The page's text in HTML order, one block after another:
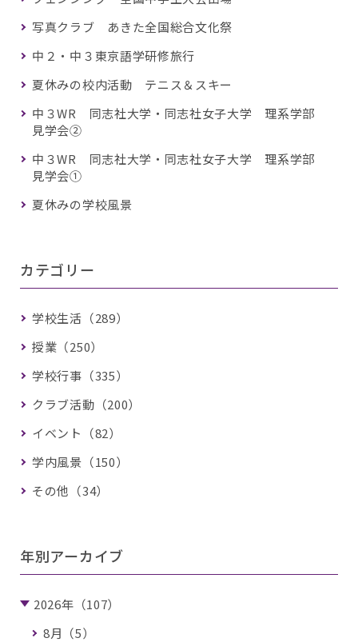
写真クラブ あきた全国総合文化祭
中２・中３東京語学研修旅行
夏休みの校内活動 テニス＆スキー
中３WR 同志社大学・同志社女子大学 理系学部
見学会②
中３WR 同志社大学・同志社女子大学 理系学部
見学会①
夏休みの学校風景
カテゴリー
学校生活（289）
授業（250）
学校行事（335）
クラブ活動（200）
イベント（82）
学内風景（150）
その他（34）
年別アーカイブ
2026年（107）
8月（5）